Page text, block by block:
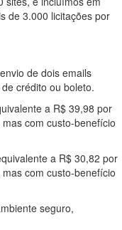
de 3.000 licitações por
de dois emails
crédito ou boleto.
a R$ 39,98 por
com custo-benefício
a R$ 30,82 por
com custo-benefício
seguro,